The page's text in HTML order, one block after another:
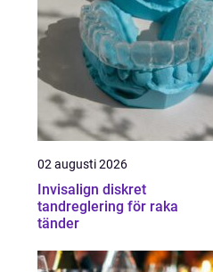
02 augusti 2026
Invisalign diskret
tandreglering för raka
tänder